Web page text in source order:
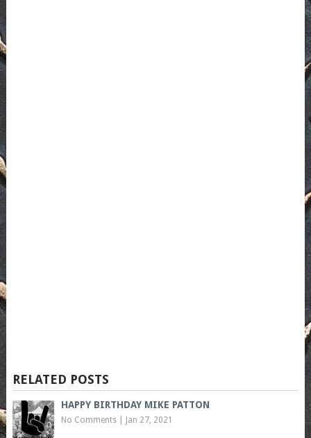
RELATED POSTS
HAPPY BIRTHDAY MIKE PATTON
No Comments| Jan 27, 2021